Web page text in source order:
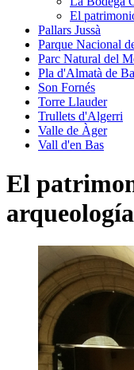
El
Pallars Jussà
Parque Nacional
Parc Natural del
Pla d'Almatà de
Son Fornés
Torre Llauder
Trullets d'Algerri
Valle de Àger
Vall d'en Bas
El